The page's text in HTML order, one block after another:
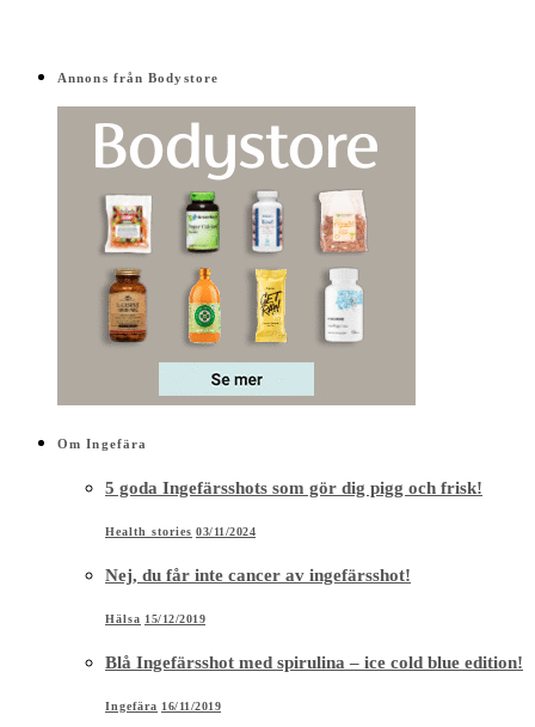
Annons från Bodystore
Om Ingefära
5 goda Ingefärsshots som gör dig pigg och frisk!
Health stories 03/11/2024
Nej, du får inte cancer av ingefärsshot!
Hälsa 15/12/2019
Blå Ingefärsshot med spirulina – ice cold blue edition!
Ingefära 16/11/2019